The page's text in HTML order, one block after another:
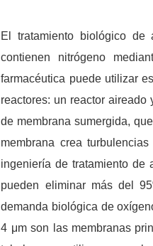
El tratamiento biológico
contienen nitrógeno
farmacéutica puede utilizar
reactores: un reactor
de membrana sumergida,
membrana crea
ingeniería de tratamiento de
pueden eliminar más del
demanda biológica de
4 μm son las membranas